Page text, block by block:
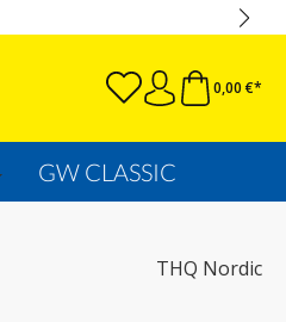
0,00 €*
GW CLASSIC
THQ Nordic